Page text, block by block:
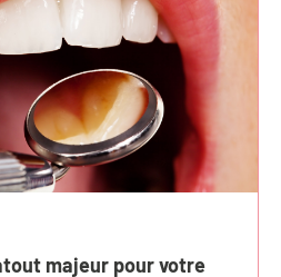
majeur pour votre